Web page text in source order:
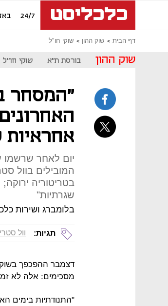
24/7
דף הבית שוק ההון שוקי חו"ל
שוק ההון בורסת ת"א שוקי חו"ל
"המסחר
בטריטוריה
שגרתיות"
בלומברג ושירות
תגיות: וול
דצמבר ההפכפך
מסכימים: אלה לא
"התנודתיות בימים